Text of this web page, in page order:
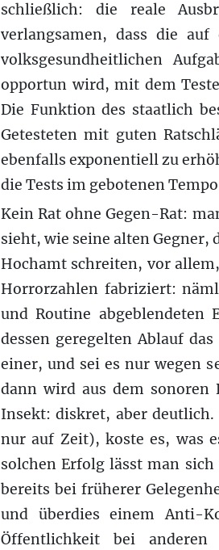
schließlich: die reale
verlangsamen, dass die
volksgesundheitlichen
opportun wird, mit dem
Die Funktion des staatlich
Getesteten mit guten
ebenfalls exponentiell zu
die Tests im gebotenen
Kein Rat ohne Gegen-Rat:
sieht, wie seine alten
Hochamt schreiten, vor
Horrorzahlen fabriziert:
und Routine abgeblendeten
dessen geregelten Ablauf
einer, und sei es nur wegen
dann wird aus dem sonoren
Insekt: diskret, aber
nur auf Zeit), koste es, was
solchen Erfolg lässt man
bereits bei früherer
und überdies einem Anti-
Öffentlichkeit bei